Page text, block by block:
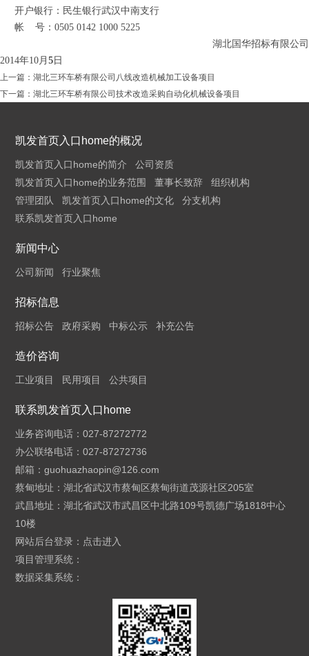
开户银行：民生银行武汉中南支行
帐
号：0505 0142 1000 5225
湖北国华招标有限公司
2014年10月 5 日
上一篇： 湖北三环车桥有限公司八线改造机械加工设备项目
下一篇： 湖北三环车桥有限公司技术改造采购自动化机械设备项目
凯发首页入口home的概况
凯发首页入口home的简介
公司资质
凯发首页入口home的业务范围
董事长致辞
组织机构
管理团队
凯发首页入口home的文化
分支机构
联系凯发首页入口home
新闻中心
公司新闻 行业聚焦
招标信息
招标公告 政府采购 中标公示 补充公告
造价咨询
工业项目 民用项目 公共项目
联系凯发首页入口home
业务咨询电话：027-87272772
办公联络电话：027-87272736
邮箱：guohuazhaopin@126.com
蔡甸地址：湖北省武汉市蔡甸区蔡甸街道茂源社区205室
武昌地址：湖北省武汉市武昌区中北路109号凯德广场1818中心
10楼
网站后台登录： 点击进入
项目管理系统：
数据采集系统：